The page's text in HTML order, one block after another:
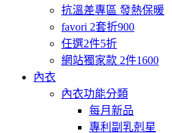
抗溫差專區 發熱保暖
favori 2套折900
任選2件5折
網站獨家款 2件1600
內衣
內衣功能分類
每月新品
專利副乳剋星